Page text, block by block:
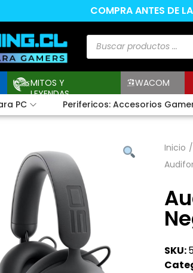
COMPRA ANTES DE
MITOS Y
LEYENDAS
WACOM
PC
Perifericos: Accesorios
Inicio /
SKU: